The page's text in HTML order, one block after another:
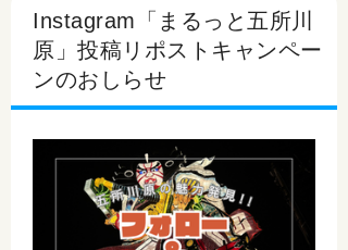
Instagram「まるっと五所川
原」投稿リポストキャンペー
ンのおしらせ